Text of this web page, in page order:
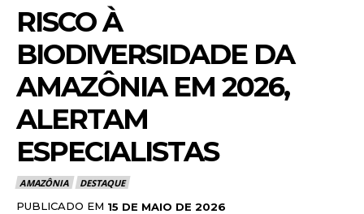
RISCO À
BIODIVERSIDADE DA
AMAZÔNIA EM 2026,
ALERTAM
ESPECIALISTAS
AMAZÔNIA DESTAQUE
PUBLICADO EM 15 DE MAIO DE 2026